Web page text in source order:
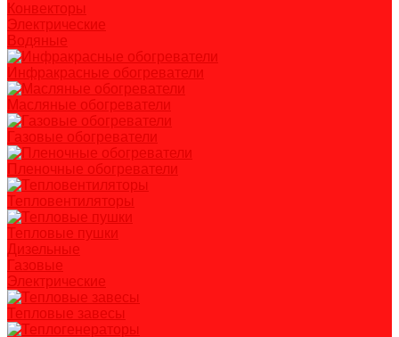
Конвекторы
Электрические
Водяные
Инфракрасные обогреватели
Масляные обогреватели
Газовые обогреватели
Пленочные обогреватели
Тепловентиляторы
Тепловые пушки
Дизельные
Газовые
Электрические
Тепловые завесы